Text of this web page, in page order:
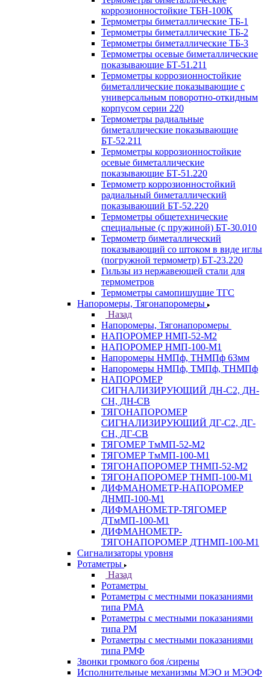
коррозионностойкие ТБН-100К
Термометры биметаллические ТБ-1
Термометры биметаллические ТБ-2
Термометры биметаллические ТБ-3
Термометры осевые биметаллические
показывающие БТ-51.211
Термометры коррозионностойкие
биметаллические показывающие с
универсальным поворотно-откидным
корпусом серии 220
Термометры радиальные
биметаллические показывающие
БТ-52.211
Термометры коррозионностойкие
осевые биметаллические
показывающие БТ-51.220
Термометр коррозионностойкий
радиальный биметаллический
показывающий БТ-52.220
Термометры общетехнические
специальные (с пружиной) БТ-30.010
Термометр биметаллический
показывающий со штоком в виде иглы
(погружной термометр) БТ-23.220
Гильзы из нержавеющей стали для
термометров
Термометры самопишущие ТГС
Напоромеры, Тягонапоромеры
Назад
Напоромеры, Тягонапоромеры
НАПОРОМЕР НМП-52-М2
НАПОРОМЕР НМП-100-М1
Напоромеры НМПф, ТНМПф 63мм
Напоромеры НМПф, ТМПф, ТНМПф
НАПОРОМЕР
СИГНАЛИЗИРУЮЩИЙ ДН-С2, ДН-
СН, ДН-СВ
ТЯГОНАПОРОМЕР
СИГНАЛИЗИРУЮЩИЙ ДГ-С2, ДГ-
СН, ДГ-СВ
ТЯГОМЕР ТмМП-52-М2
ТЯГОМЕР ТмМП-100-М1
ТЯГОНАПОРОМЕР ТНМП-52-М2
ТЯГОНАПОРОМЕР ТНМП-100-М1
ДИФМАНОМЕТР-НАПОРОМЕР
ДНМП-100-М1
ДИФМАНОМЕТР-ТЯГОМЕР
ДТмМП-100-М1
ДИФМАНОМЕТР-
ТЯГОНАПОРОМЕР ДТНМП-100-М1
Сигнализаторы уровня
Ротаметры
Назад
Ротаметры
Ротаметры с местными показаниями
типа РМА
Ротаметры с местными показаниями
типа РМ
Ротаметры с местными показаниями
типа РМФ
Звонки громкого боя /сирены
Исполнительные механизмы МЭО и МЭОФ